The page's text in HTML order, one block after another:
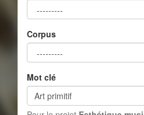
Corpus
Mot clé